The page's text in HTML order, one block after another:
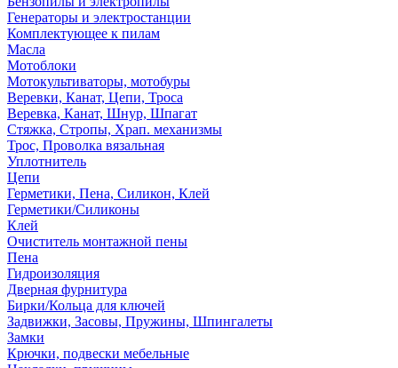
Генераторы и электростанции
Комплектующее к пилам
Масла
Мотоблоки
Мотокультиваторы, мотобуры
Веревки, Канат, Цепи, Троса
Веревка, Канат, Шнур, Шпагат
Стяжка, Стропы, Храп. механизмы
Трос, Проволка вязальная
Уплотнитель
Цепи
Герметики, Пена, Силикон, Клей
Герметики/Силиконы
Клей
Очиститель монтажной пены
Пена
Гидроизоляция
Дверная фурнитура
Бирки/Кольца для ключей
Задвижки, Засовы, Пружины, Шпингалеты
Замки
Крючки, подвески мебельные